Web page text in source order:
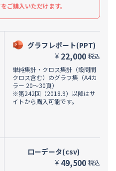
ご購入いただけます。
グラフレポート(PPT)
¥ 22,000 税込
単純集計・クロス集計（設問間
クロス含む）のグラフ集（A4カ
ラー 20～30頁）
※第242回（2018.9）以降はサ
イトから購入可能です。
ローデータ(csv)
¥ 49,500 税込